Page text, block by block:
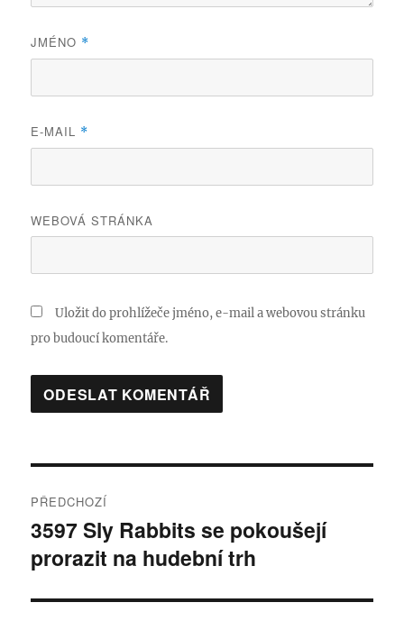
JMÉNO *
E-MAIL *
WEBOVÁ STRÁNKA
Uložit do prohlížeče jméno, e-mail a webovou stránku
pro budoucí komentáře.
pro
příspěvek
PŘEDCHOZÍ
Předchozí
příspěvek:
3597 Sly Rabbits se pokoušejí
prorazit na hudební trh